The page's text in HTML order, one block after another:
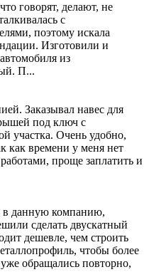
говорят, делают, не
с
поэтому искала
Изготовили и
из
П...
Заказывал навес для
под ключ с
участка. Очень удобно,
как времени у меня нет
проще заплатить и
в данную компанию,
сделать двускатный
дешевле, чем строить
чтобы более
обращались повторно,